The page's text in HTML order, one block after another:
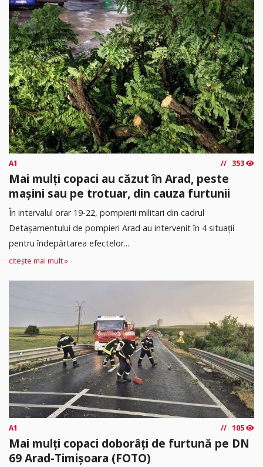
A1 353
Mai mulți copaci au căzut în Arad, peste
mașini sau pe trotuar, din cauza furtunii
În intervalul orar 19-22, pompierii militari din cadrul
Detașamentului de pompieri Arad au intervenit în 4 situații
pentru îndepărtarea efectelor...
citește mai mult »
A1 105
Mai mulți copaci doborâți de furtună pe DN
69 Arad-Timișoara (FOTO)